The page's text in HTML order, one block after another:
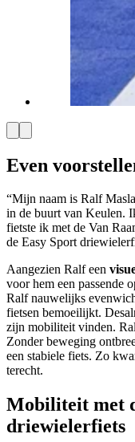
Even
“Mijn naam is Ralf
in de buurt van Keulen.
fietste ik met de Van
de Easy Sport
Aangezien Ralf een
voor hem een passende
Ralf nauwelijks
fietsen bemoeilijkt.
zijn mobiliteit vinden.
Zonder beweging
een stabiele fiets. Zo
terecht.
Mobiliteit met
driewielerfiets